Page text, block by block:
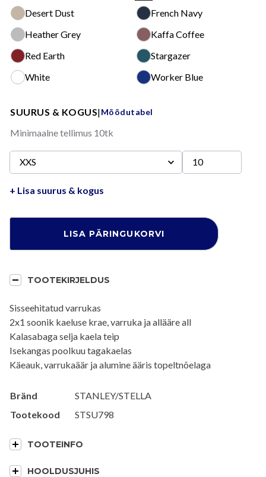
Desert Dust
Desert Dust
French Navy
French Navy
Heather Grey
Heather Grey
Kaffa Coffee
Kaffa Coffee
Red Earth
Red Earth
Stargazer
Stargazer
White
White
Worker Blue
Worker Blue
SUURUS & KOGUS|Mõõdutabel
Minimaalne tellimus 10tk
+ Lisa suurus & kogus
Unisex
LISA PÄRINGUKORVI
TOOTEKIRJELDUS
Sisseehitatud varrukas
2x1 soonik kaeluse krae, varruka ja allääre all
Kalasabaga selja kaela teip
Isekangas poolkuu tagakaelas
Käeauk, varrukaäär ja alumine ääris topeltnõelaga
Bränd
STANLEY/STELLA
Tootekood
STSU798
TOOTEINFO
HOOLDUSJUHIS